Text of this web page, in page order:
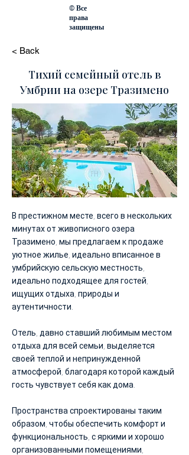
© Все
права
защищены
< Back
Тихий семейный отель в
Умбрии на озере Тразимено
В престижном месте, всего в нескольких
минутах от живописного озера
Тразимено, мы предлагаем к продаже
уютное жилье, идеально вписанное в
умбрийскую сельскую местность,
идеально подходящее для гостей,
ищущих отдыха, природы и
аутентичности.
Отель, давно ставший любимым местом
отдыха для всей семьи, выделяется
своей теплой и непринужденной
атмосферой, благодаря которой каждый
гость чувствует себя как дома.
Пространства спроектированы таким
образом, чтобы обеспечить комфорт и
функциональность, с яркими и хорошо
организованными помещениями,